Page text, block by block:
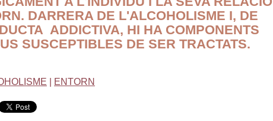
DARRERA DE L'ALCOHOLISME I, DE
ADDICTIVA, HI HA COMPONENTS
SUSCEPTIBLES DE SER TRACTATS.
ENTORN